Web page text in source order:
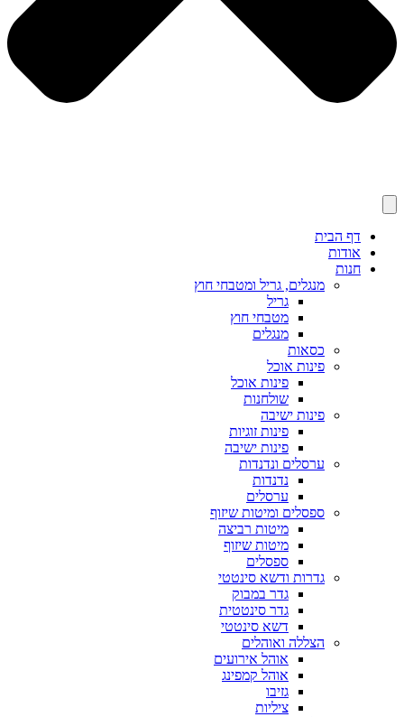
דף הבית
אודות
חנות
מנגלים, גריל ומטבחי חוץ
גריל
מטבחי חוץ
מנגלים
כסאות
פינות אוכל
פינות אוכל
שולחנות
פינות ישיבה
פינות זוגיות
פינות ישיבה
ערסלים ונדנדות
נדנדות
ערסלים
ספסלים ומיטות שיזוף
מיטות רביצה
מיטות שיזוף
ספסלים
גדרות ודשא סינטטי
גדר במבוק
גדר סינטטית
דשא סינטטי
הצללה ואוהלים
אוהל אירועים
אוהל קמפינג
גזיבו
ציליות